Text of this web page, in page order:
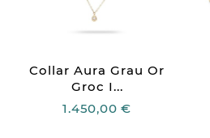
Collar Aura Grau Or
Groc I...
1.450,00 €